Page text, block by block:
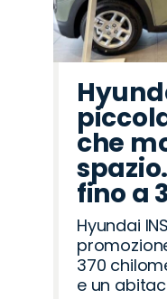
che
fino a
Hyundai
370
e un